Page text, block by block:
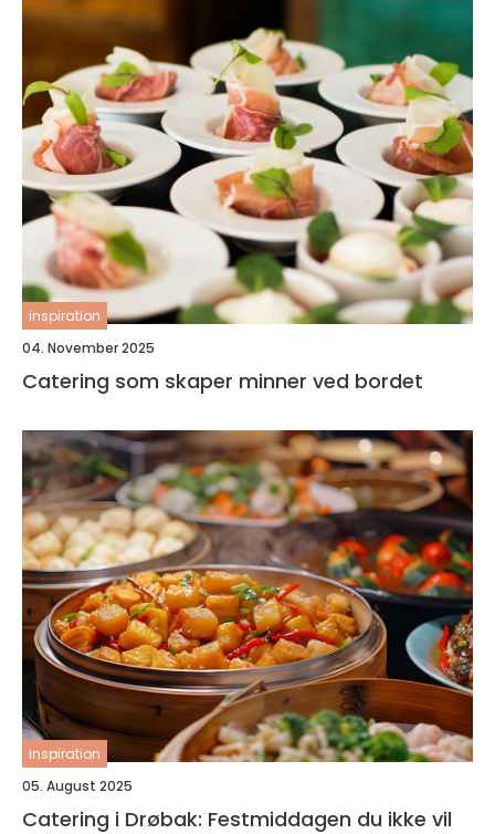
inspiration
04. November 2025
Catering som skaper minner ved bordet
inspiration
05. August 2025
Catering i Drøbak: Festmiddagen du ikke vil